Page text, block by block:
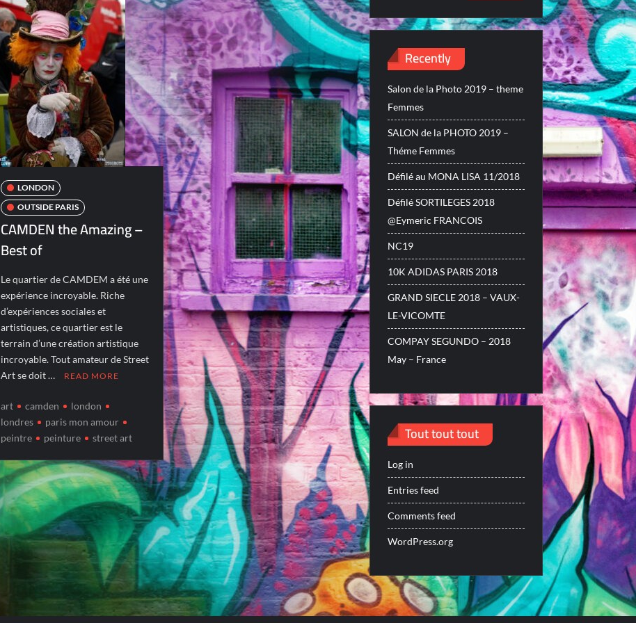
LONDON
OUTSIDE PARIS
CAMDEN the Amazing –
Best of
Le quartier de CAMDEM a été une
expérience incroyable. Riche
d’expériences sociales et
artistiques, ce quartier est le
terrain d’une création artistique
incroyable. Tout amateur de Street
Art se doit …
READ MORE
art camden
london
londres
paris mon amour
peintre
peinture street art
Recently
Salon de la Photo 2019 – theme
Femmes
SALON de la PHOTO 2019 –
Théme Femmes
Défilé au MONA LISA 11/2018
Défilé SORTILEGES 2018
@Eymeric FRANCOIS
NC19
10K ADIDAS PARIS 2018
GRAND SIECLE 2018 – VAUX-
LE-VICOMTE
COMPAY SEGUNDO – 2018
May – France
Tout tout tout
Log in
Entries feed
Comments feed
WordPress.org